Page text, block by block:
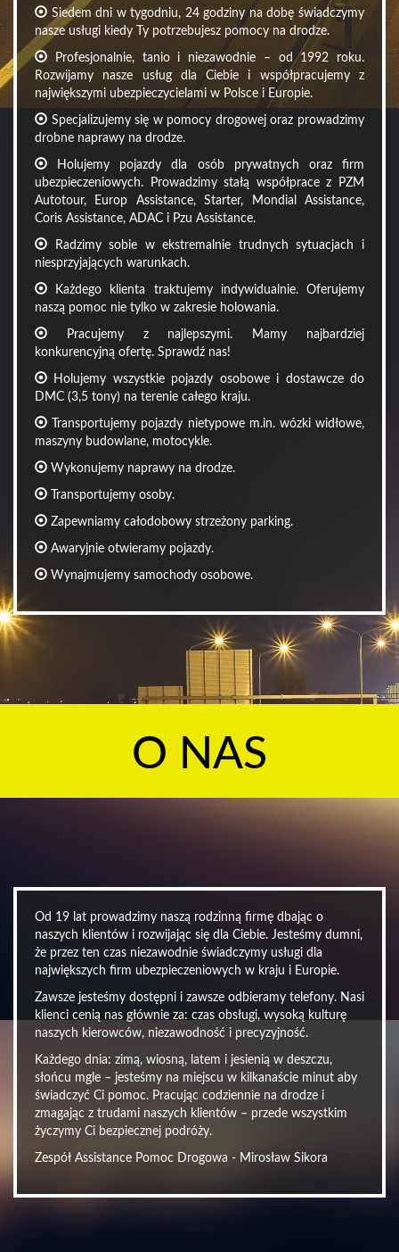
Siedem dni w tygodniu, 24 godziny na dobę świadczymy
nasze usługi kiedy Ty potrzebujesz pomocy na drodze.
Profesjonalnie, tanio i niezawodnie – od 1992 roku.
Rozwijamy nasze usług dla Ciebie i współpracujemy z
największymi ubezpieczycielami w Polsce i Europie.
Specjalizujemy się w pomocy drogowej oraz prowadzimy
drobne naprawy na drodze.
Holujemy pojazdy dla osób prywatnych oraz firm
ubezpieczeniowych. Prowadzimy stałą współprace z PZM
Autotour, Europ Assistance, Starter, Mondial Assistance,
Coris Assistance, ADAC i Pzu Assistance.
Radzimy sobie w ekstremalnie trudnych sytuacjach i
niesprzyjających warunkach.
Każdego klienta traktujemy indywidualnie. Oferujemy
naszą pomoc nie tylko w zakresie holowania.
Pracujemy z najlepszymi. Mamy najbardziej
konkurencyjną ofertę. Sprawdź nas!
Holujemy wszystkie pojazdy osobowe i dostawcze do
DMC (3,5 tony) na terenie całego kraju.
Transportujemy pojazdy nietypowe m.in. wózki widłowe,
maszyny budowlane, motocykle.
Wykonujemy naprawy na drodze.
Transportujemy osoby.
Zapewniamy całodobowy strzeżony parking.
Awaryjnie otwieramy pojazdy.
Wynajmujemy samochody osobowe.
O NAS
Od 19 lat prowadzimy naszą rodzinną firmę dbając o
naszych klientów i rozwijając się dla Ciebie. Jesteśmy dumni,
że przez ten czas niezawodnie świadczymy usługi dla
największych firm ubezpieczeniowych w kraju i Europie.
Zawsze jesteśmy dostępni i zawsze odbieramy telefony. Nasi
klienci cenią nas głównie za: czas obsługi, wysoką kulturę
naszych kierowców, niezawodność i precyzyjność.
Każdego dnia: zimą, wiosną, latem i jesienią w deszczu,
słońcu mgle – jesteśmy na miejscu w kilkanaście minut aby
świadczyć Ci pomoc. Pracując codziennie na drodze i
zmagając z trudami naszych klientów – przede wszystkim
życzymy Ci bezpiecznej podróży.
Zespół Assistance Pomoc Drogowa - Mirosław Sikora